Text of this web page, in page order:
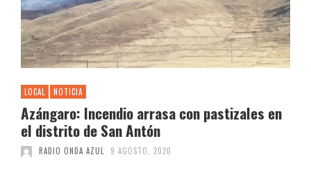
LOCAL NOTICIA
Azángaro: Incendio arrasa con pastizales en
el distrito de San Antón
RADIO ONDA AZUL 9 AGOSTO, 2020